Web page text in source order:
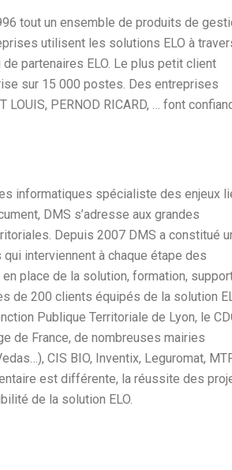
tout un ensemble de produits de
utilisent les solutions ELO à
partenaires ELO. Le plus petit client
sur 15 000 postes. Des entreprises
LOUIS, PERNOD RICARD, … font
informatiques spécialiste des enjeux
DMS s’adresse aux grandes
Depuis 2007 DMS a constitué
interviennent à chaque étape des
place de la solution, formation,
de 200 clients équipés de la solution
Publique Territoriale de Lyon, le
de France, de nombreuses mairies
CIS BIO, Inventix, Leguromat,
est différente, la réussite des
de la solution ELO.